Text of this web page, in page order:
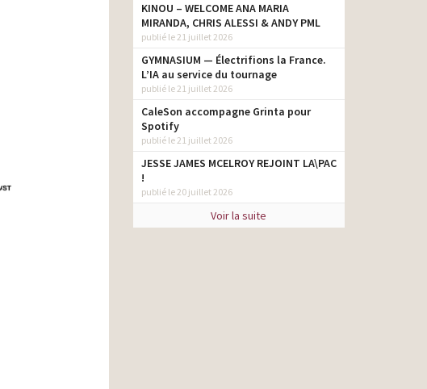
KINOU – WELCOME ANA MARIA
MIRANDA, CHRIS ALESSI & ANDY PML
publié le 21 juillet 2026
GYMNASIUM — Électrifions la France.
L’IA au service du tournage
publié le 21 juillet 2026
CaleSon accompagne Grinta pour
Spotify
publié le 21 juillet 2026
JESSE JAMES MCELROY REJOINT LA\PAC
!
publié le 20 juillet 2026
Voir la suite